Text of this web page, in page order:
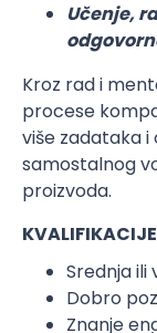
Učenje,
Kroz rad i
procese
više zadataka i
samostalnog
proizvoda.
Srednja
Dobro
Znanje